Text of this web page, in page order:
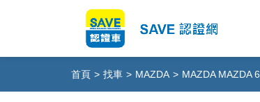
首頁 > 找車 > MAZDA > MAZDA MAZDA 6